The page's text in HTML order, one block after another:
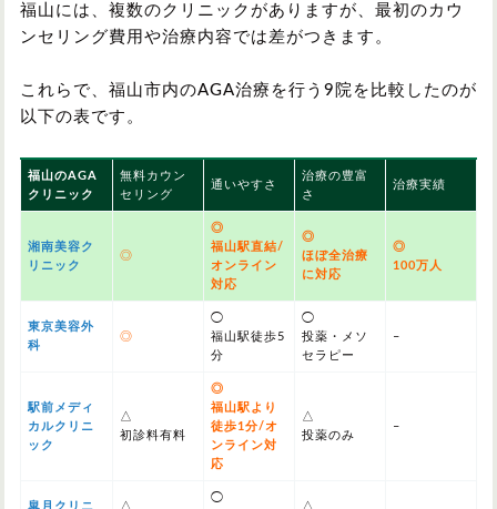
福山には、複数のクリニックがありますが、最初のカウ
ンセリング費用や治療内容では差がつきます。
これらで、福山市内のAGA治療を行う9院を比較したのが
以下の表です。
福山のAGA
クリニック
無料カウン
セリング
通いやすさ
治療の豊富
さ
治療実績
湘南美容ク
リニック
◎
◎
福山駅直結/
オンライン
対応
◎
ほぼ全治療
に対応
◎
100万人
東京美容外
科
◎
◯
福山駅徒歩5
分
◯
投薬・メソ
セラピー
–
駅前メディ
カルクリニ
ック
△
初診料有料
◎
福山駅より
徒歩1分/オ
ンライン対
応
△
投薬のみ
–
皐月クリニ
△
◯
△